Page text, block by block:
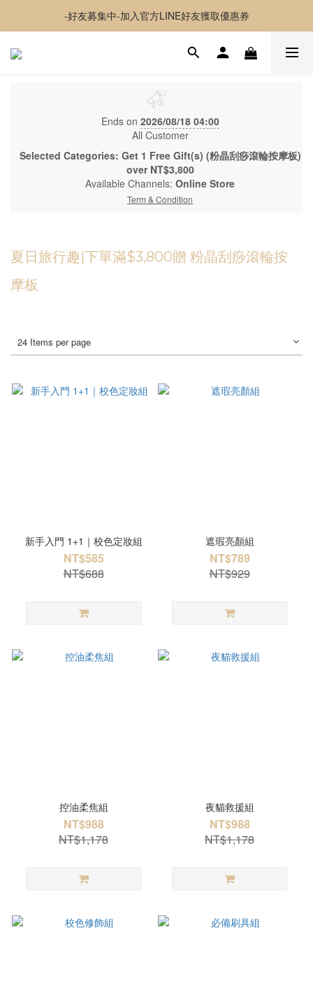
-好友募集中-加入官方LINE好友獲取優惠券
-好友募集中-加入官方LINE好友獲取優惠券
✦夏日神隊友✦ 透感持妝噴霧 貼貼水 新上市
-好友募集中-加入官方LINE好友獲取優惠券
Ends on 2026/08/18 04:00
All Customer
Selected Categories: Get 1 Free Gift(s) (粉晶刮痧滾輪按摩板)
over NT$3,800
Available Channels: Online Store
Term & Condition
夏日旅行趣|下單滿$3,800贈 粉晶刮痧滾輪按
摩板
24 Items per page
新手入門 1+1｜校色定妝組
NT$585
NT$688
遮瑕亮顏組
NT$789
NT$929
控油柔焦組
NT$988
NT$1,178
夜貓救援組
NT$988
NT$1,178